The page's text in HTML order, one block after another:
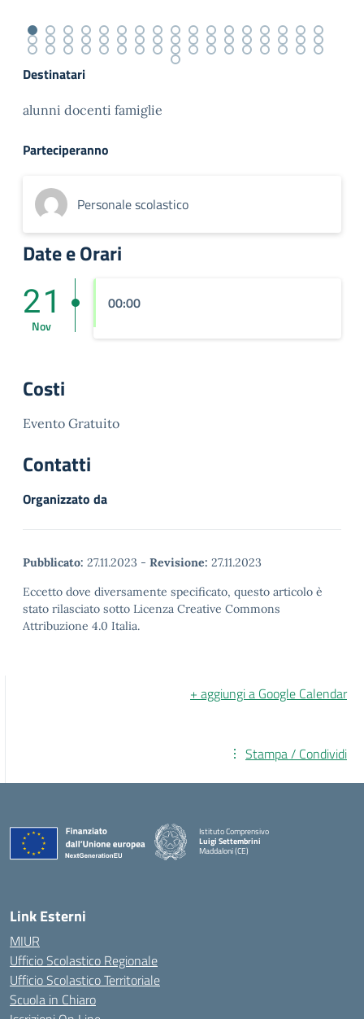
Destinatari
alunni docenti famiglie
Parteciperanno
Personale scolastico
Date e Orari
21
Nov
00:00
Costi
Evento Gratuito
Contatti
Organizzato da
Pubblicato: 27.11.2023 - Revisione: 27.11.2023
Eccetto dove diversamente specificato, questo articolo è
stato rilasciato sotto Licenza Creative Commons
Attribuzione 4.0 Italia.
+ aggiungi a Google Calendar
Stampa / Condividi
Istituto Comprensivo
Luigi Settembrini
Maddaloni (CE)
Link Esterni
MIUR
Ufficio Scolastico Regionale
Ufficio Scolastico Territoriale
Scuola in Chiaro